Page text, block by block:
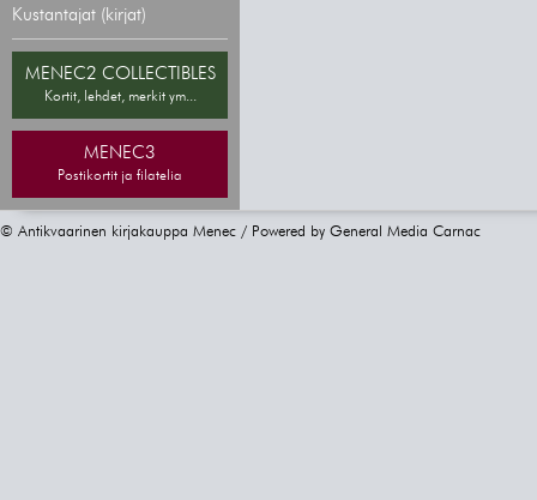
Kustantajat (kirjat)
MENEC2 COLLECTIBLES
Kortit, lehdet, merkit ym...
MENEC3
Postikortit ja filatelia
© Antikvaarinen kirjakauppa Menec / Powered by General Media Carnac